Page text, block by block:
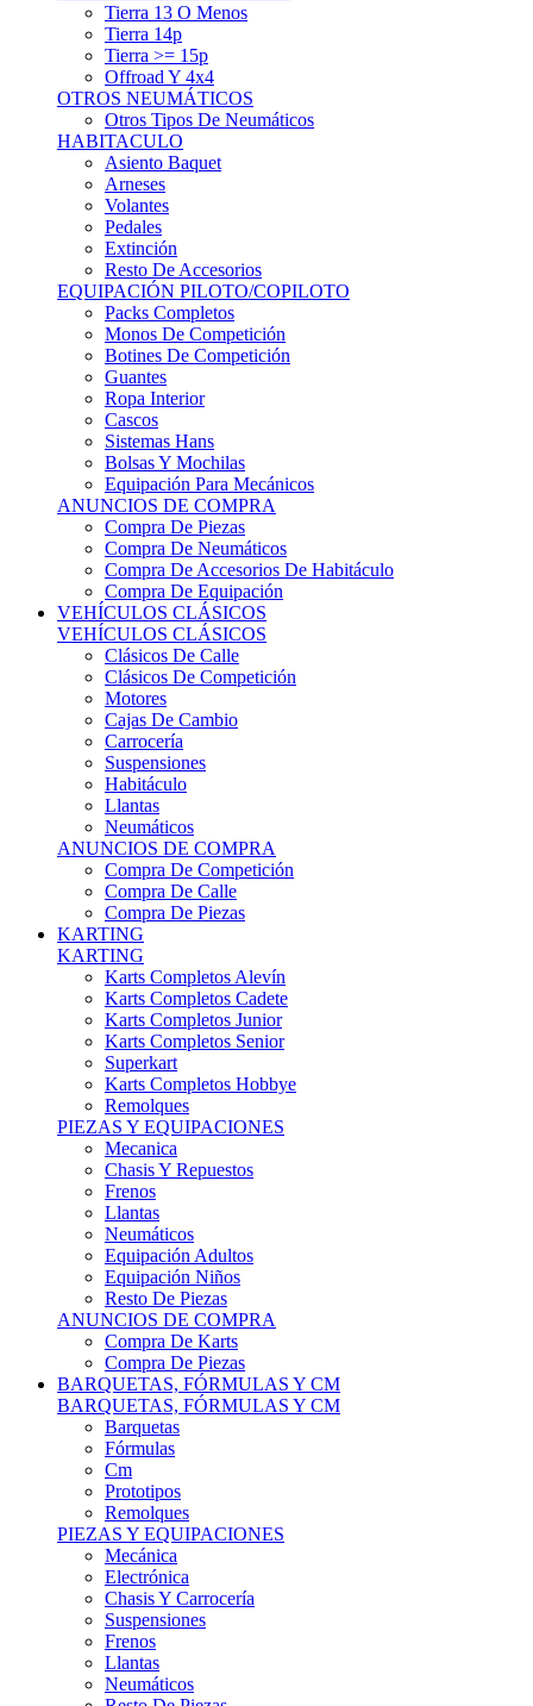
Tierra 13 O Menos
Tierra 14p
Tierra >= 15p
Offroad Y 4x4
OTROS NEUMÁTICOS
Otros Tipos De Neumáticos
HABITACULO
Asiento Baquet
Arneses
Volantes
Pedales
Extinción
Resto De Accesorios
EQUIPACIÓN PILOTO/COPILOTO
Packs Completos
Monos De Competición
Botines De Competición
Guantes
Ropa Interior
Cascos
Sistemas Hans
Bolsas Y Mochilas
Equipación Para Mecánicos
ANUNCIOS DE COMPRA
Compra De Piezas
Compra De Neumáticos
Compra De Accesorios De Habitáculo
Compra De Equipación
VEHÍCULOS CLÁSICOS
VEHÍCULOS CLÁSICOS
Clásicos De Calle
Clásicos De Competición
Motores
Cajas De Cambio
Carrocería
Suspensiones
Habitáculo
Llantas
Neumáticos
ANUNCIOS DE COMPRA
Compra De Competición
Compra De Calle
Compra De Piezas
KARTING
KARTING
Karts Completos Alevín
Karts Completos Cadete
Karts Completos Junior
Karts Completos Senior
Superkart
Karts Completos Hobbye
Remolques
PIEZAS Y EQUIPACIONES
Mecanica
Chasis Y Repuestos
Frenos
Llantas
Neumáticos
Equipación Adultos
Equipación Niños
Resto De Piezas
ANUNCIOS DE COMPRA
Compra De Karts
Compra De Piezas
BARQUETAS, FÓRMULAS Y CM
BARQUETAS, FÓRMULAS Y CM
Barquetas
Fórmulas
Cm
Prototipos
Remolques
PIEZAS Y EQUIPACIONES
Mecánica
Electrónica
Chasis Y Carrocería
Suspensiones
Frenos
Llantas
Neumáticos